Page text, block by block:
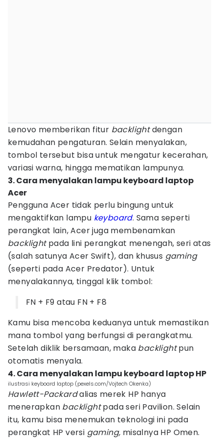
Lenovo memberikan fitur backlightdengan
kemudahan pengaturan. Selain menyalakan,
tombol tersebut bisa untuk mengatur kecerahan,
variasi warna, hingga mematikan lampunya.
3. Cara menyalakan lampu keyboard laptop
Acer
Pengguna Acer tidak perlu bingung untuk
mengaktifkan lampu keyboard. Sama seperti
perangkat lain, Acer juga membenamkan
backlightpada lini perangkat menengah, seri atas
(salah satunya Acer Swift), dan khusus gaming
(seperti pada Acer Predator). Untuk
menyalakannya, tinggal klik tombol:
FN + F9 atau FN + F8
Kamu bisa mencoba keduanya untuk memastikan
mana tombol yang berfungsi di perangkatmu.
Setelah diklik bersamaan, maka backlightpun
otomatis menyala.
4. Cara menyalakan lampu keyboard laptop HP
ilustrasi keyboard laptop (pexels.com/Vojtech Okenka)
Hawlett-Packardalias merek HP hanya
menerapkan backlightpada seri Pavilion. Selain
itu, kamu bisa menemukan teknologi ini pada
perangkat HP versi gaming, misalnya HP Omen.